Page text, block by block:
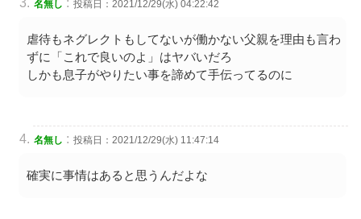
名無し : 投稿日：2021/12/29(水) 04:22:42
虐待もネグレクトもしてないが働かない父親を理由も言わ
ずに「これで良いのよ」はヤバいだろ
しかも息子がやりたい事を諦めて手伝ってるのに
名無し : 投稿日：2021/12/29(水) 11:47:14
確実に事情はあると思うんだよな